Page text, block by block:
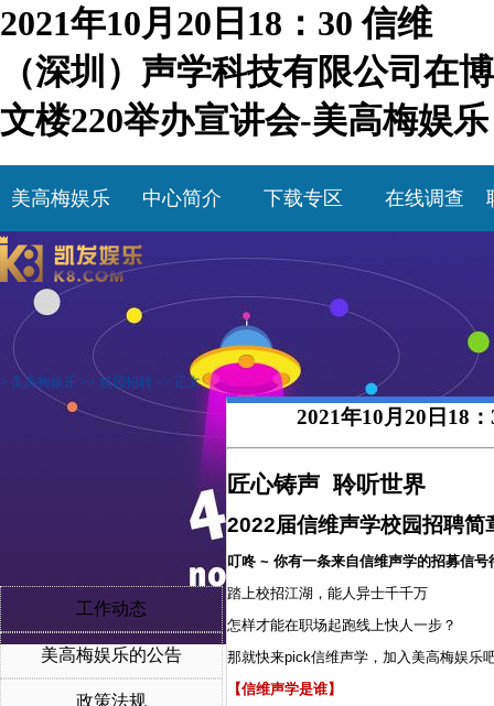
2021年10月20日18：30 信维
（深圳）声学科技有限公司在博
文楼220举办宣讲会-美高梅娱乐
美高梅娱乐 中心简介 下载专区 在线调查
> 美高梅娱乐 >> 校园招聘 >> 正文
工作动态
美高梅娱乐的公告
政策法规
2021年10月20日18
匠心铸声 聆听世界
2022届信维声学校园招聘简
叮咚 ~ 你有一条来自信维声学的招募信号
踏上校招江湖，能人异士千千万
怎样才能在职场起跑线上快人一步？
那就快来pick信维声学，加入美高梅娱乐
【信维声学是谁】